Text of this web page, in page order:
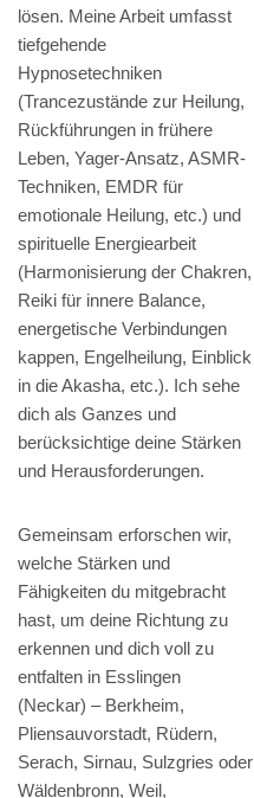
lösen. Meine Arbeit umfasst
tiefgehende
Hypnosetechniken
(Trancezustände zur Heilung,
Rückführungen in frühere
Leben, Yager-Ansatz, ASMR-
Techniken, EMDR für
emotionale Heilung, etc.) und
spirituelle Energiearbeit
(Harmonisierung der Chakren,
Reiki für innere Balance,
energetische Verbindungen
kappen, Engelheilung, Einblick
in die Akasha, etc.). Ich sehe
dich als Ganzes und
berücksichtige deine Stärken
und Herausforderungen.
Gemeinsam erforschen wir,
welche Stärken und
Fähigkeiten du mitgebracht
hast, um deine Richtung zu
erkennen und dich voll zu
entfalten in Esslingen
(Neckar) – Berkheim,
Pliensauvorstadt, Rüdern,
Serach, Sirnau, Sulzgries oder
Wäldenbronn, Weil,